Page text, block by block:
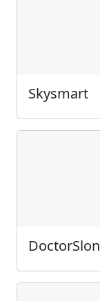
Skysmart
DoctorSlon